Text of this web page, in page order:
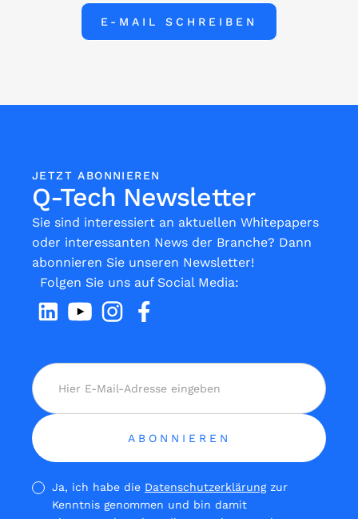
E-MAIL SCHREIBEN
JETZT ABONNIEREN
Q-Tech Newsletter
Sie sind interessiert an aktuellen Whitepapers
oder interessanten News der Branche? Dann
abonnieren Sie unseren Newsletter!
Folgen Sie uns auf Social Media:
Ja, ich habe die Datenschutzerklärungzur
Kenntnis genommen und bin damit